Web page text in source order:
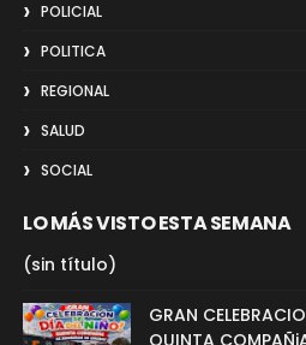
POLICIAL
POLITICA
REGIONAL
SALUD
SOCIAL
LO MÁS VISTO ESTA SEMANA
(sin título)
GRAN
QUINTA